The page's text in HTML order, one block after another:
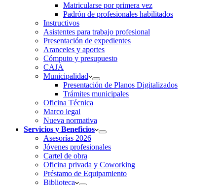
Matricularse por primera vez
Padrón de profesionales habilitados
Instructivos
Asistentes para trabajo profesional
Presentación de expedientes
Aranceles y aportes
Cómputo y presupuesto
CAJA
Municipalidad
Presentación de Planos Digitalizados
Trámites municipales
Oficina Técnica
Marco legal
Nueva normativa
Servicios y Beneficios
Asesorías 2026
Jóvenes profesionales
Cartel de obra
Oficina privada y Coworking
Préstamo de Equipamiento
Biblioteca